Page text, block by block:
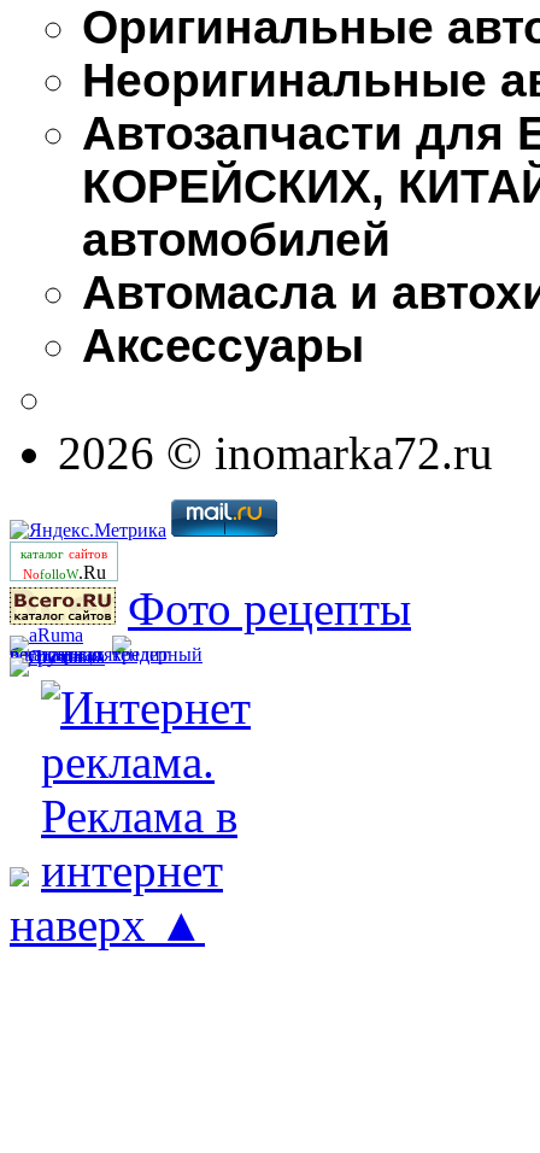
Оригинальные
Неоригинальные
Автозапчасти
КОРЕЙСКИХ,
автомобилей
Автомасла и
Аксессуары
2026 © inomarka72.ru
каталог сайтов
NofolloW.Ru
Фото рецепты
наверх ▲